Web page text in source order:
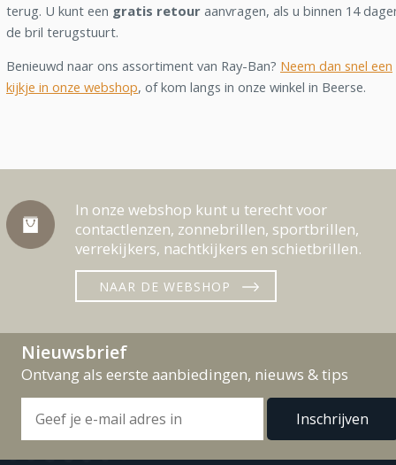
terug. U kunt een gratis retour aanvragen, als u binnen 14
de bril terugstuurt.
Benieuwd naar ons assortiment van Ray-Ban? Neem dan snel een
kijkje in onze webshop, of kom langs in onze winkel in Beerse.
In onze webshop kunt u terecht voor
contactlenzen, zonnebrillen, sportbrillen,
verrekijkers, nachtkijkers en schietbrillen.
NAAR DE WEBSHOP
Nieuwsbrief
Ontvang als eerste aanbiedingen, nieuws & tips